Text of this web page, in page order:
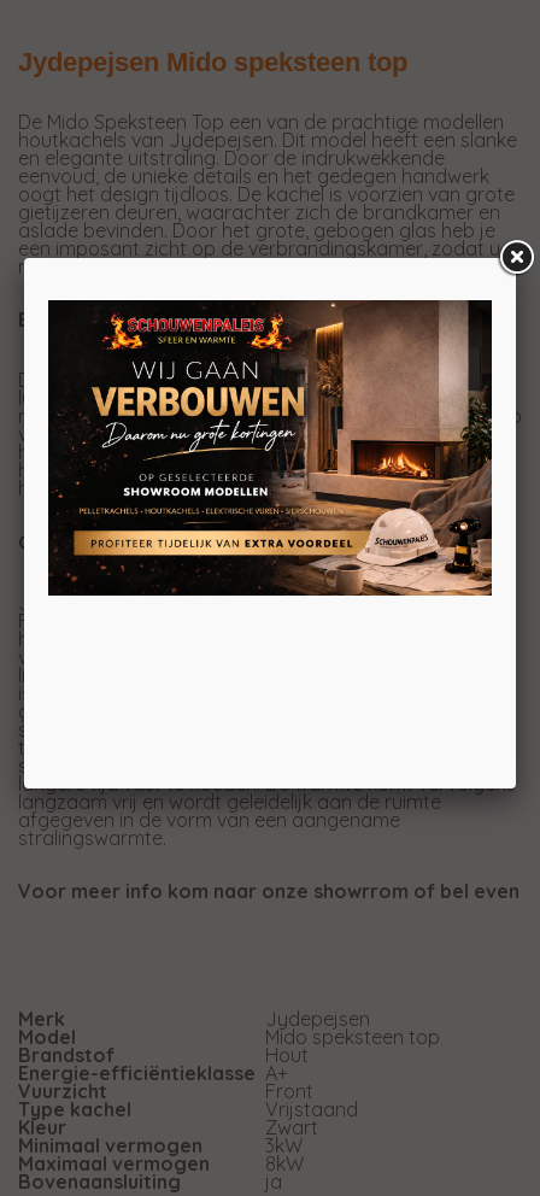
Jydepejsen Mido speksteen top
De Mido Speksteen Top een van de prachtige modellen
houtkachels van Jydepejsen. Dit model heeft een slanke
en elegante uitstraling. Door de indrukwekkende
eenvoud, de unieke details en het gedegen handwerk
oogt het design tijdloos. De kachel is voorzien van grote
gietijzeren deuren, waarachter zich de brandkamer en
aslade bevinden. Door het grote, gebogen glas heb je
een imposant zicht op de verbrandingskamer, zodat u
maximaal van het vuur kunt genieten.
Eenvoudig te bedienen
De houtkachel is uitgerust met het unieke DuplicAir®
luchtsysteem van Jydepejsen, dat een optimale en
milieuvriendelijke verbranding garandeert. De handgreep
van de kachel is van sterk, massief, roestvrij staal en
heeft een fantastische look. Door het elegante,
harmonieuze design en zijn eenvoud past deze
houtkachel in veel verschillende interieurs.
Genieten van intense warmte
Jydepejsen heeft de Mido met het bekende
Finse speksteen van Tulikivi bekleed. Deze producent
heeft meer dan 35 jaar ervaring in het winnen en
verwerken van hoogwaardig speksteen. De vindplaats
ligt in Oost-Finland en is een van de grootste die bekend
is. Door het hoge talkgehalte is Tulikivi speksteen
gemakkelijk te verwerken, zodat er mooie
steenelementen van gemaakt kunnen worden. De
thermische eigenschappen zijn “fenomenaal”. Tulikivi
speksteen is in staat warmte op te slaan en voor een
langere tijd vast te houden. De warmte komt vervolgens
langzaam vrij en wordt geleidelijk aan de ruimte
afgegeven in de vorm van een aangename
stralingswarmte.
Voor meer info kom naar onze showrrom of bel even
Merk Jydepejsen
Model Mido speksteen top
Brandstof Hout
Energie-efficiëntieklasse A+
Vuurzicht Front
Type kachel Vrijstaand
Kleur Zwart
Minimaal vermogen 3kW
Maximaal vermogen 8kW
Bovenaansluiting ja